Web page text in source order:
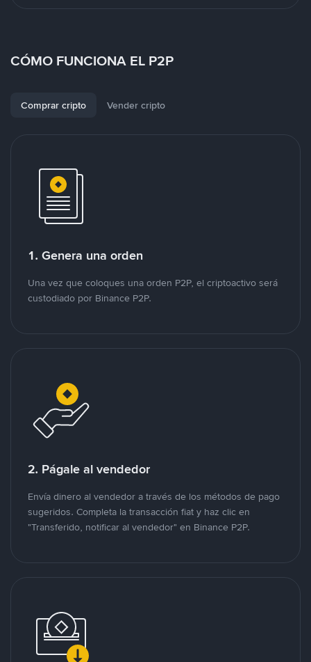
CÓMO FUNCIONA EL P2P
Comprar cripto Vender cripto
1. Genera una orden
Una vez que coloques una orden P2P, el criptoactivo será
custodiado por Binance P2P.
2. Págale al vendedor
Envía dinero al vendedor a través de los métodos de pago
sugeridos. Completa la transacción fiat y haz clic en
"Transferido, notificar al vendedor" en Binance P2P.